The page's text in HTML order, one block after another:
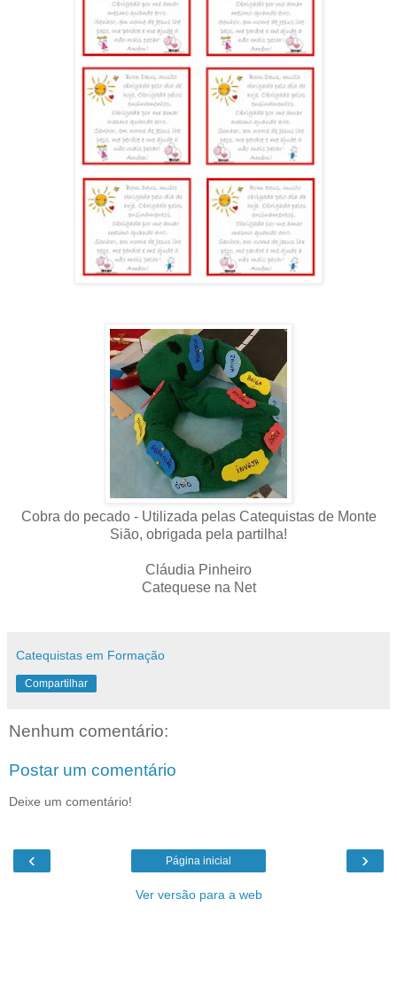
Cobra do pecado - Utilizada pelas Catequistas de Monte
Sião, obrigada pela partilha!
Cláudia Pinheiro
Catequese na Net
Catequistas em Formação
Compartilhar
Nenhum comentário:
Postar um comentário
Deixe um comentário!
‹ ›
Página inicial
Ver versão para a web